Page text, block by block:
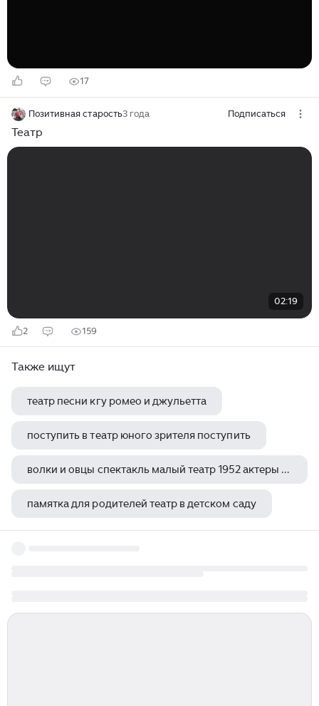
17
Позитивная старость3 года Подписаться
Театр
02:19
2 159
Также ищут
театр песни кгу ромео и джульетта
поступить в театр юного зрителя поступить
волки и овцы спектакль малый театр 1952 актеры и роли
памятка для родителей театр в детском саду